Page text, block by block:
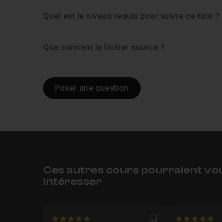
Quel est le niveau requis pour suivre ce tuto ?
Que contient le fichier source ?
Poser une question
Ces autres cours pourraient
intéresser
5 5